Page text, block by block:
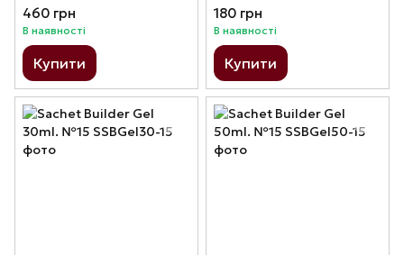
460 грн
В наявності
Купити
180 грн
В наявності
Купити